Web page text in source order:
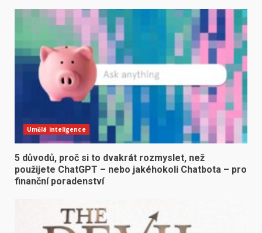
Umělá inteligence
5 důvodů, proč si to dvakrát rozmyslet, než
použijete ChatGPT – nebo jakéhokoli Chatbota – pro
finanční poradenství